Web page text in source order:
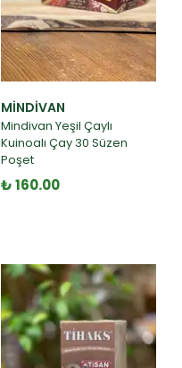
MINDIVAN
Mindivan Yeşil Çaylı
Kuinoalı Çay 30 Süzen
Poşet
₺ 160.00